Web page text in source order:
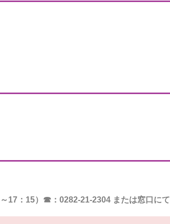
17：15）☎：0282-21-2304 または窓口にて